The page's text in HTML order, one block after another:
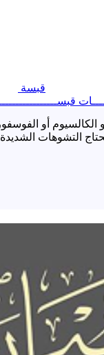
قبسة
أو
التشوهات